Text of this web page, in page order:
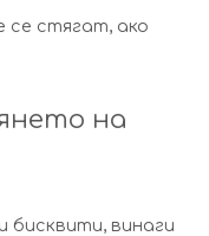
се стягат, ако
на
винаги